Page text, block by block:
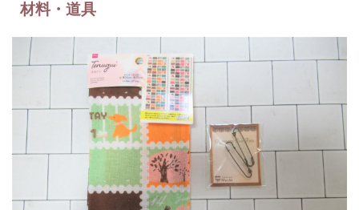
材料・道具